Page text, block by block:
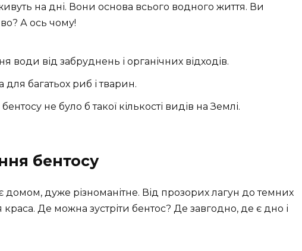
на дні. Вони основа всього водного життя. Ви
А ось чому!
води від забруднень і органічних відходів.
для багатьох риб і тварин.
бентосу не було б такої кількості видів на Землі.
бентосу
домом, дуже різноманітне. Від прозорих лагун до темних
краса. Де можна зустріти бентос? Де завгодно, де є дно і